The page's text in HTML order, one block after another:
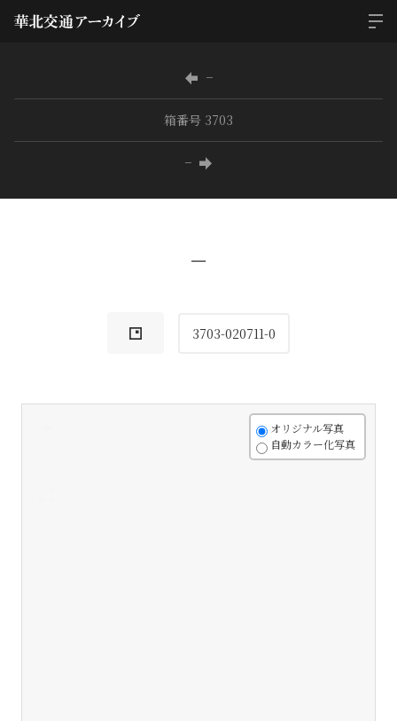
−
箱番号 3703
−
−
3703-020711-0
オリジナル写真
自動カラー化写真